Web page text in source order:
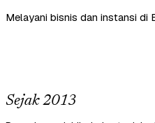
Melayani bisnis dan instansi di
Sejak 2013